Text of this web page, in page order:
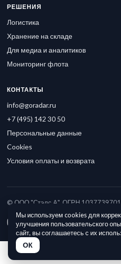
РЕШЕНИЯ
Логистика
Хранение на складе
Для медиа и аналитиков
Мониторинг флота
КОНТАКТЫ
info@goradar.ru
+7 (495) 142 30 50
Персональные данные
Cookies
Условия оплаты и возврата
© ООО "Стэлс А", ОГРН
Мы используем cookies для
улучшения пользовательского
сайт, вы соглашаетесь с их
ОК